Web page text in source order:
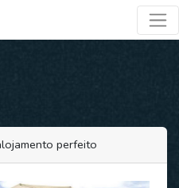
perfeito